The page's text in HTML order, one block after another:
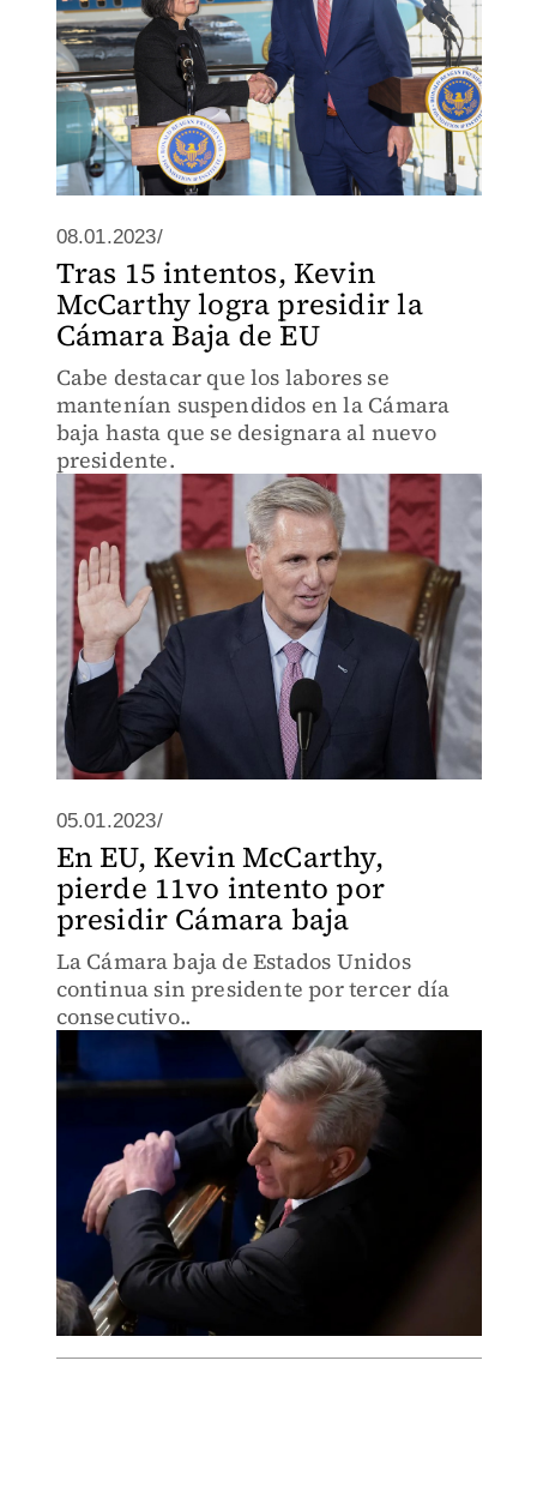
08.01.2023/
Tras 15 intentos, Kevin
McCarthy logra presidir la
Cámara Baja de EU
Cabe destacar que los labores se
mantenían suspendidos en la Cámara
baja hasta que se designara al nuevo
presidente.
05.01.2023/
En EU, Kevin McCarthy,
pierde 11vo intento por
presidir Cámara baja
La Cámara baja de Estados Unidos
continua sin presidente por tercer día
consecutivo..